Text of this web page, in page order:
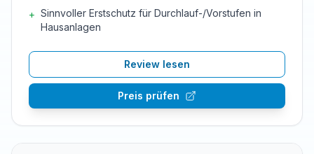
+ Sinnvoller Erstschutz für Durchlauf-/Vorstufen in
Hausanlagen
Review lesen
Preis prüfen